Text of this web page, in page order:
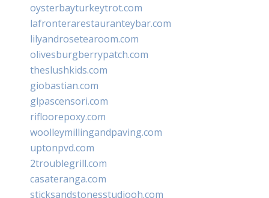
oysterbayturkeytrot.com
lafronterarestauranteybar.com
lilyandrosetearoom.com
olivesburgberrypatch.com
theslushkids.com
giobastian.com
glpascensori.com
rifloorepoxy.com
woolleymillingandpaving.com
uptonpvd.com
2troublegrill.com
casateranga.com
sticksandstonesstudiooh.com